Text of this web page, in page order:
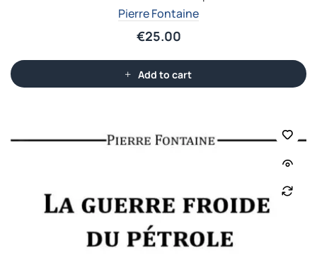
Pierre Fontaine
€25.00
Add to cart